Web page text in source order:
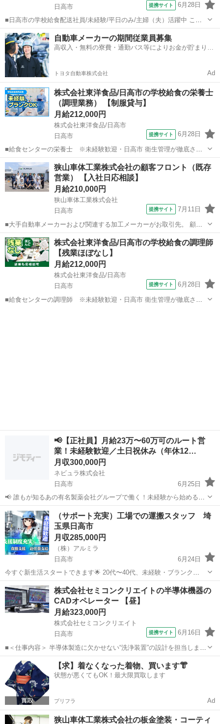
日高市
提携サイト 6月28日
■日高市の学校給食配送社員/未経験/平日のみ/主婦（夫）活躍中 こど
も達が楽しみにしている給食を作り、届ける仕事です。大勢のスタッ
フが関わり、作業を分担。配送ルートも決まっており、毎日決まった
時間に届ける仕事なので、覚えや...
埼玉 日高市 配送
自動車メーカーの期間従業員募集
高収入・無料の寮費・通勤バス等によりお金が貯まりや
トヨタ自動車株式会社 Ad
株式会社東洋食品/日高市の学校給食の栄養士
（調理業務） 【制服貸与】
月給212,000円
株式会社東洋食品/日高市
日高市
提携サイト 6月28日
■給食センターの栄養士 ※未経験歓迎・日高市 衛生管理が徹底され
た給食センター内での、調理業務となります。大勢のスタッフと共
に、作業分担をしながら、決められた時間の中で、「バリエーション
豊かな給食」を作っていきます。集団給...
埼玉 日高市 栄養士
狭山車体工業株式会社の顧客フロント（既存
営業） 【入社日応相談】
月給210,000円
狭山車体工業株式会社
日高市
提携サイト 7月11日
■大手自動車メーカーおよび関連する加工メーカーがお取引先。 顧客
と現場の間に立ち、塗装に関する顧客対応（受注・納品など）を行う
ポジションです。 ～1日の流れ～ 午前中は見積作成や納品物の梱包・
出荷準備。 準備が整ったら出発...
埼玉 日高市 代理店営業
株式会社東洋食品/日高市の学校給食の調理師
【残業ほぼなし】
月給212,000円
株式会社東洋食品/日高市
日高市
提携サイト 6月28日
■給食センターの調理師 ※未経験歓迎・日高市 衛生管理が徹底され
📢【正社員】月給23万〜60万可のルート営
業！未経験歓迎／土日祝休み（年休12…
月収300,000円
ネビュラ株式会社
日高市
6月25日
📢 誰もが知るあの有名製薬会社グループで働く！未経験から始めるル
ート営業（正社員） ✨【まずはここだけ！】この求人の3大魅力 --------
------------------------------------ ...
埼玉 日高市 営業 未経験
（サポート充実）工場での運搬スタッフ 埼
玉県日高市
月収285,000円
（株）アルミラ
日高市
6月24日
今すぐ新生活スタートできます🌟 20代〜40代、未経験・ブランク
OK！ 〇●LINEからの応募が可能になりました♪●〇 下記URLよりお友
達登録をお願いします☆ URL: https://lin.ee...
埼玉 日高市 工場 未経験
株式会社セミコンクリエイトの半導体機器の
CADオペレーター 【昼】
月給323,000円
株式会社セミコンクリエイト
日高市
提携サイト 6月16日
■＜仕事内容＞ 半導体製造に欠かせない“洗浄装置”の設計を担当しま
す。 具体的には… ・2D／3D CADを使った機械設計 （装置本体・
部品・治具など） ・配管・水流・薬液の流れ を考慮したレイアウト設
計 ・顧客仕様（サ...
埼玉 CAD
【求】着なくなった着物、買います👘
状態が悪くてもOK！最大限買取します
プリフラ Ad
狭山車体工業株式会社の板金塗装・コーティ